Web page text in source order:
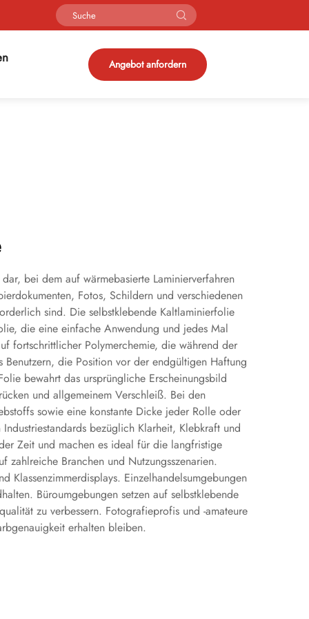
Angebot anfordern
bei dem auf wärmebasierte Laminierverfahren
Fotos, Schildern und verschiedenen
sind. Die selbstklebende Kaltlaminierfolie
die eine einfache Anwendung und jedes Mal
fortschrittlicher Polymerchemie, die während der
die Position vor der endgültigen Haftung
bewahrt das ursprüngliche Erscheinungsbild
und allgemeinem Verschleiß. Bei den
sowie eine konstante Dicke jeder Rolle oder
bezüglich Klarheit, Klebkraft und
Zeit und machen es ideal für die langfristige
zahlreiche Branchen und Nutzungsszenarien.
Klassenzimmerdisplays. Einzelhandelsumgebungen
Büroumgebungen setzen auf selbstklebende
zu verbessern. Fotografieprofis und -amateure
erhalten bleiben.